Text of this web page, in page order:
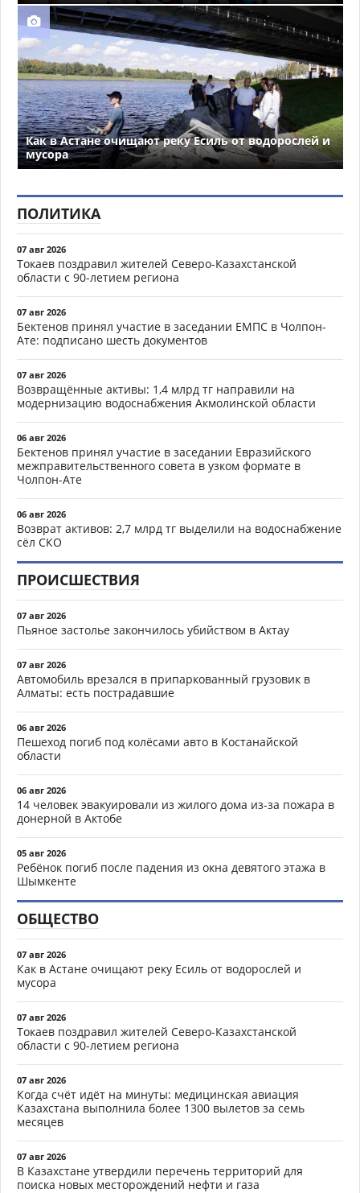
Как в Астане очищают реку Есиль от водорослей и
мусора
ПОЛИТИКА
07 авг 2026
Токаев поздравил жителей Северо-Казахстанской
области с 90-летием региона
07 авг 2026
Бектенов принял участие в заседании ЕМПС в Чолпон-
Ате: подписано шесть документов
07 авг 2026
Возвращённые активы: 1,4 млрд тг направили на
модернизацию водоснабжения Акмолинской области
06 авг 2026
Бектенов принял участие в заседании Евразийского
межправительственного совета в узком формате в
Чолпон-Ате
06 авг 2026
Возврат активов: 2,7 млрд тг выделили на водоснабжение
сёл СКО
ПРОИСШЕСТВИЯ
07 авг 2026
Пьяное застолье закончилось убийством в Актау
07 авг 2026
Автомобиль врезался в припаркованный грузовик в
Алматы: есть пострадавшие
06 авг 2026
Пешеход погиб под колёсами авто в Костанайской
области
06 авг 2026
14 человек эвакуировали из жилого дома из-за пожара в
донерной в Актобе
05 авг 2026
Ребёнок погиб после падения из окна девятого этажа в
Шымкенте
ОБЩЕСТВО
07 авг 2026
Как в Астане очищают реку Есиль от водорослей и
мусора
07 авг 2026
Токаев поздравил жителей Северо-Казахстанской
области с 90-летием региона
07 авг 2026
Когда счёт идёт на минуты: медицинская авиация
Казахстана выполнила более 1300 вылетов за семь
месяцев
07 авг 2026
В Казахстане утвердили перечень территорий для
поиска новых месторождений нефти и газа